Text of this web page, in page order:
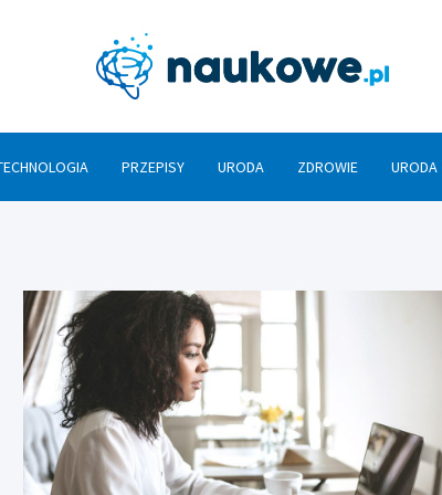
PRZEPISY URODA ZDROWIE URODA